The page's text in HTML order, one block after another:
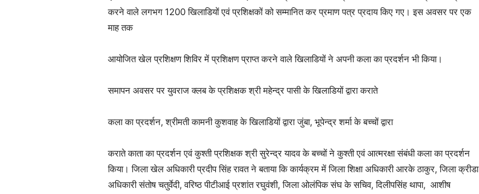
करने वाले लगभग 1200 खिलाडियों एवं प्रशिक्षकों को सम्मानित कर प्रमाण पत्र प्रदाय किए गए। इस अवसर पर एक
माह तक
आयोजित खेल प्रशिक्षण शिविर में प्रशिक्षण प्राप्त करने वाले खिलाडियों ने अपनी कला का प्रदर्शन भी किया।
समापन अवसर पर युवराज क्लब के प्रशिक्षक श्री महेन्द्र पासी के खिलाडियों द्वारा कराते
कला का प्रदर्शन, श्रीमती कामनी कुशवाह के खिलाडियों द्वारा जुंबा, भूपेन्द्र शर्मा के बच्चों द्वारा
कराते काता का प्रदर्शन एवं कुश्ती प्रशिक्षक श्री सुरेन्द्र यादव के बच्चों ने कुश्ती एवं आत्मरक्षा संबंधी कला का प्रदर्शन
किया। जिला खेल अधिकारी प्रदीप सिंह रावत ने बताया कि कार्यक्रम में जिला शिक्षा अधिकारी आरके ठाकुर, जिला क्रीडा
अधिकारी संतोष चतुर्वेदी, वरिष्ठ पीटीआई प्रशांत रघुवंशी, जिला ओलंपिक संघ के सचिव, दिलीपसिंह थापा, आशीष